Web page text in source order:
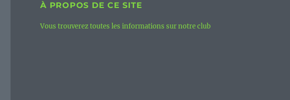
À PROPOS DE CE SITE
Vous trouverez toutes les informations sur notre club